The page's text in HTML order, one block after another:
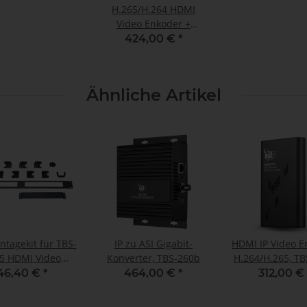
H.265/H.264 HDMI
Video Enkoder +
Dekoder PoE,
424,00 € *
Ähnliche Artikel
für TBS-
HDMI Video
Encoder
€ *
IP zu ASI Gigabit-
Konverter, TBS-260b
464,00 € *
HDMI IP Video
H.264/H.265,
SE (mit
312,00 €